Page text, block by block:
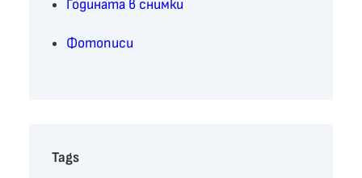
Годината в снимки
Фотописи
Tags